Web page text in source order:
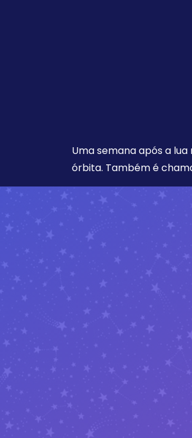
Uma semana após a
órbita. Também é